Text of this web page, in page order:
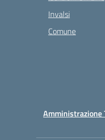
Invalsi
Comune
Amministrazione